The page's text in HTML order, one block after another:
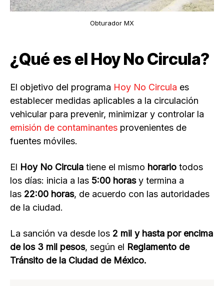
Obturador MX
¿Qué es el Hoy No Circula?
El objetivo del programa Hoy No Circula es
establecer medidas aplicables a la circulación
vehicular para prevenir, minimizar y controlar la
emisión de contaminantes provenientes de
fuentes móviles.
El Hoy No Circula tiene el mismo horario todos
los días: inicia a las 5:00 horasy termina a
las 22:00 horas, de acuerdo con las autoridades
de la ciudad.
La sanción va desde los 2 mil y hasta por encima
de los 3 mil pesos, según el Reglamento de
Tránsito de la Ciudad de México.